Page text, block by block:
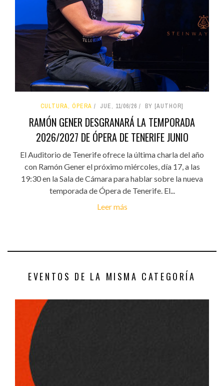
CULTURA, ÓPERA JUE, 11/06/26 BY [AUTHOR]
RAMÓN GENER DESGRANARÁ LA TEMPORADA
2026/2027 DE ÓPERA DE TENERIFE JUNIO
El Auditorio de Tenerife ofrece la última charla del año
con Ramón Gener el próximo miércoles, día 17, a las
19:30 en la Sala de Cámara para hablar sobre la nueva
temporada de Ópera de Tenerife. El...
Leer más
EVENTOS DE LA MISMA CATEGORÍA